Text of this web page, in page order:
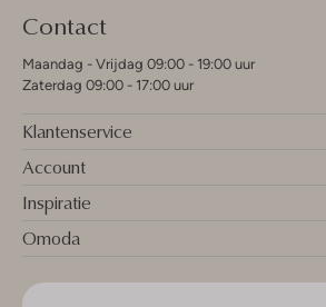
Contact
Maandag - Vrijdag 09:00 - 19:00 uur
Zaterdag 09:00 - 17:00 uur
Klantenservice
Account
Inspiratie
Omoda